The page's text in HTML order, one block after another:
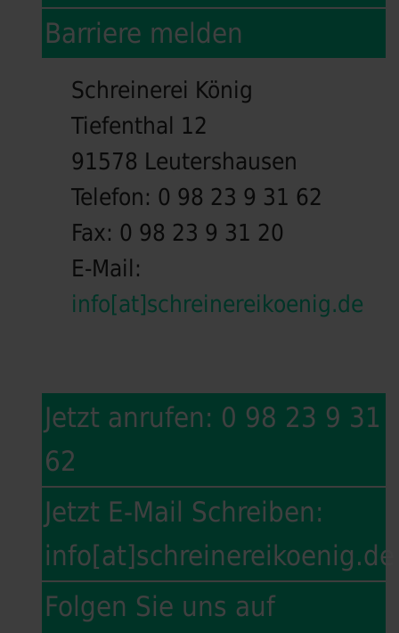
Barriere melden
Schreinerei König
Tiefenthal 12
91578 Leutershausen
Telefon: 0 98 23 9 31 62
Fax: 0 98 23 9 31 20
E-Mail:
info[at]schreinereikoenig.de
Jetzt anrufen: 0 98 23 9 31
62
Jetzt E-Mail Schreiben:
info[at]schreinereikoenig.de
Folgen Sie uns auf